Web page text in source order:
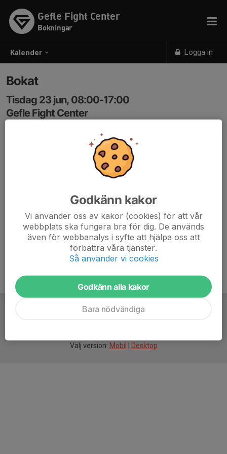
Kalender Logga in
Gefle Fight Center
Bokningar
Bokat
Tisdag 23 jun, 08:00-17:00
Gefle Fight Center
Välj version: Mobil Desktop
Godkänn kakor
Vi använder oss av kakor (cookies) för att vår
webbplats ska fungera bra för dig. De används
även för webbanalys i syfte att hjälpa oss att
förbättra våra tjänster.
Så använder vi cookies
Godkänn alla kakor
Bara nödvändiga